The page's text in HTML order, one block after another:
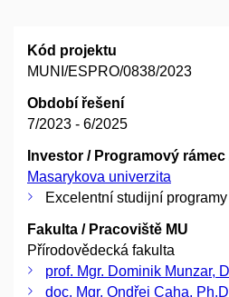
Kód projektu
MUNI/ESPRO/0838/2023
Období řešení
7/2023 - 6/2025
Investor / Programový
Masarykova univerzita
Excelentní studijní programy
Fakulta / Pracoviště MU
Přírodovědecká fakulta
prof. Mgr. Dominik Munzar,
doc. Mgr. Ondřej Caha,